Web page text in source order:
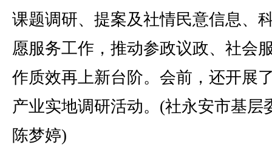
课题调研、提案及社情民意信息、
愿服务工作，推动参政议政、社会
作质效再上新台阶。会前，还开展
产业实地调研活动。(社永安市基层
陈梦婷)